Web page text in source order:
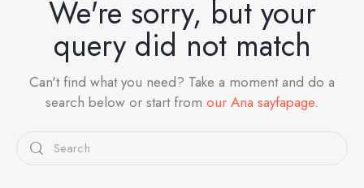
We're sorry, but your
query did not match
Can't find what you need? Take a moment and do a
search below or start from our Ana sayfapage.